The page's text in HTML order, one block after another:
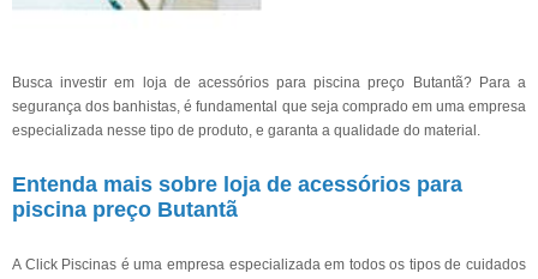
Busca investir em loja de acessórios para piscina preço Butantã? Para a
segurança dos banhistas, é fundamental que seja comprado em uma empresa
especializada nesse tipo de produto, e garanta a qualidade do material.
Entenda mais sobre loja de acessórios para
piscina preço Butantã
A Click Piscinas é uma empresa especializada em todos os tipos de cuidados